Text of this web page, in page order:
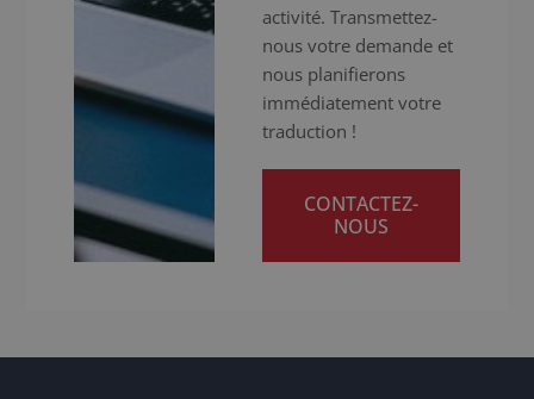
activité. Transmettez-
nous votre demande et
nous planifierons
immédiatement votre
traduction !
CONTACTEZ-
NOUS